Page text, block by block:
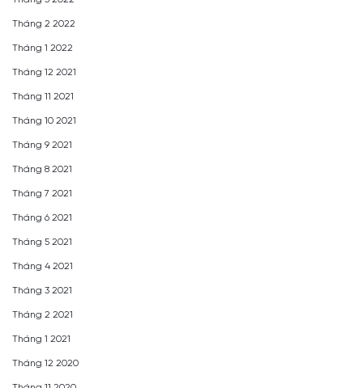
Tháng 2 2022
Tháng 1 2022
Tháng 12 2021
Tháng 11 2021
Tháng 10 2021
Tháng 9 2021
Tháng 8 2021
Tháng 7 2021
Tháng 6 2021
Tháng 5 2021
Tháng 4 2021
Tháng 3 2021
Tháng 2 2021
Tháng 1 2021
Tháng 12 2020